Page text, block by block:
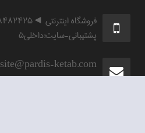
فروشگاه اینترنتی ◄۰۵۱۳۸۴۸۲۴۲۵
پشتیبانی-سایت:داخلی۵
site@pardis-ketab.com